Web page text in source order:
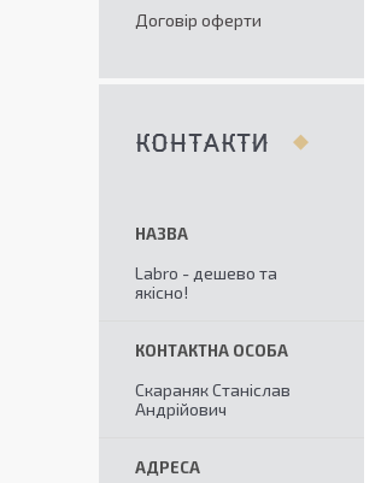
Договір оферти
КОНТАКТИ
Labro - дешево та
якісно!
Скараняк Станіслав
Андрійович